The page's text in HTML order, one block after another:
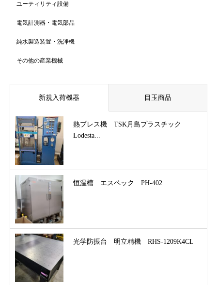
ユーティリティ設備
電気計測器・電気部品
純水製造装置・洗浄機
その他の産業機械
新規入荷機器 目玉商品
熱プレス機 TSK月島プラスチック
Lodesta...
恒温槽 エスペック PH-402
光学防振台 明立精機 RHS-1209K4CL